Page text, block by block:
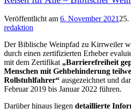
Veröffentlicht am 6. November 202125.
redaktion
Der Biblische Weinpfad zu Kirrweiler
durch einen zertifizierten Erheber
mit dem Zertifikat „Barrierefreiheit
Menschen mit Gehbehinderung
Rollstuhlfahrer“ ausgezeichnet und
Februar 2019 bis Januar 2022 führen.
Darüber hinaus liegen detaillierte